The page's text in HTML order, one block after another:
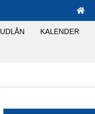
UDLÅN KALENDER